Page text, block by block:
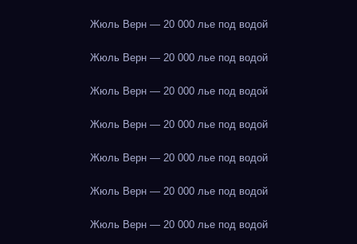
Жюль Верн — 20 000 лье под водой
Жюль Верн — 20 000 лье под водой
Жюль Верн — 20 000 лье под водой
Жюль Верн — 20 000 лье под водой
Жюль Верн — 20 000 лье под водой
Жюль Верн — 20 000 лье под водой
Жюль Верн — 20 000 лье под водой